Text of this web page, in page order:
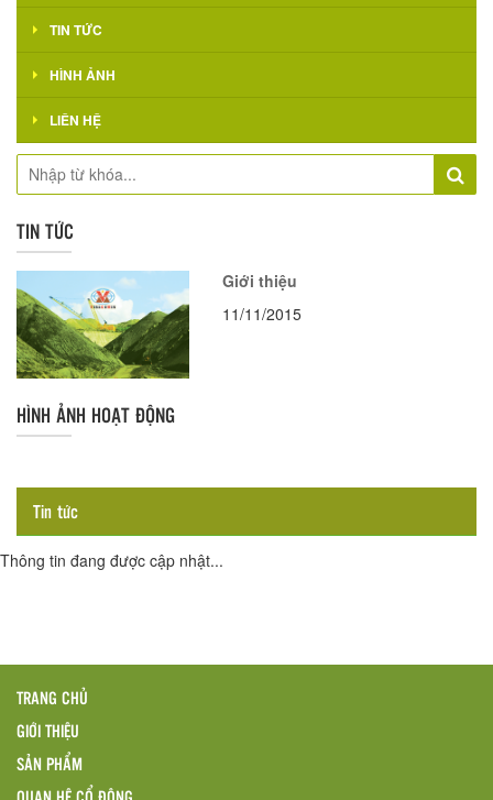
TIN TỨC
HÌNH ẢNH
LIÊN HỆ
TIN TỨC
Giới thiệu
11/11/2015
HÌNH ẢNH HOẠT ĐỘNG
Tin tức
Thông tin đang được cập nhật...
TRANG CHỦ
GIỚI THIỆU
SẢN PHẨM